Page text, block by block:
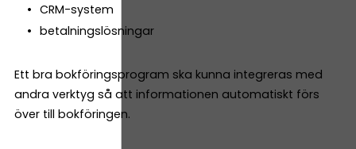
CRM-system
betalningslösningar
Ett bra bokföringsprogram ska kunna integreras med
andra verktyg så att informationen automatiskt förs
över till bokföringen.